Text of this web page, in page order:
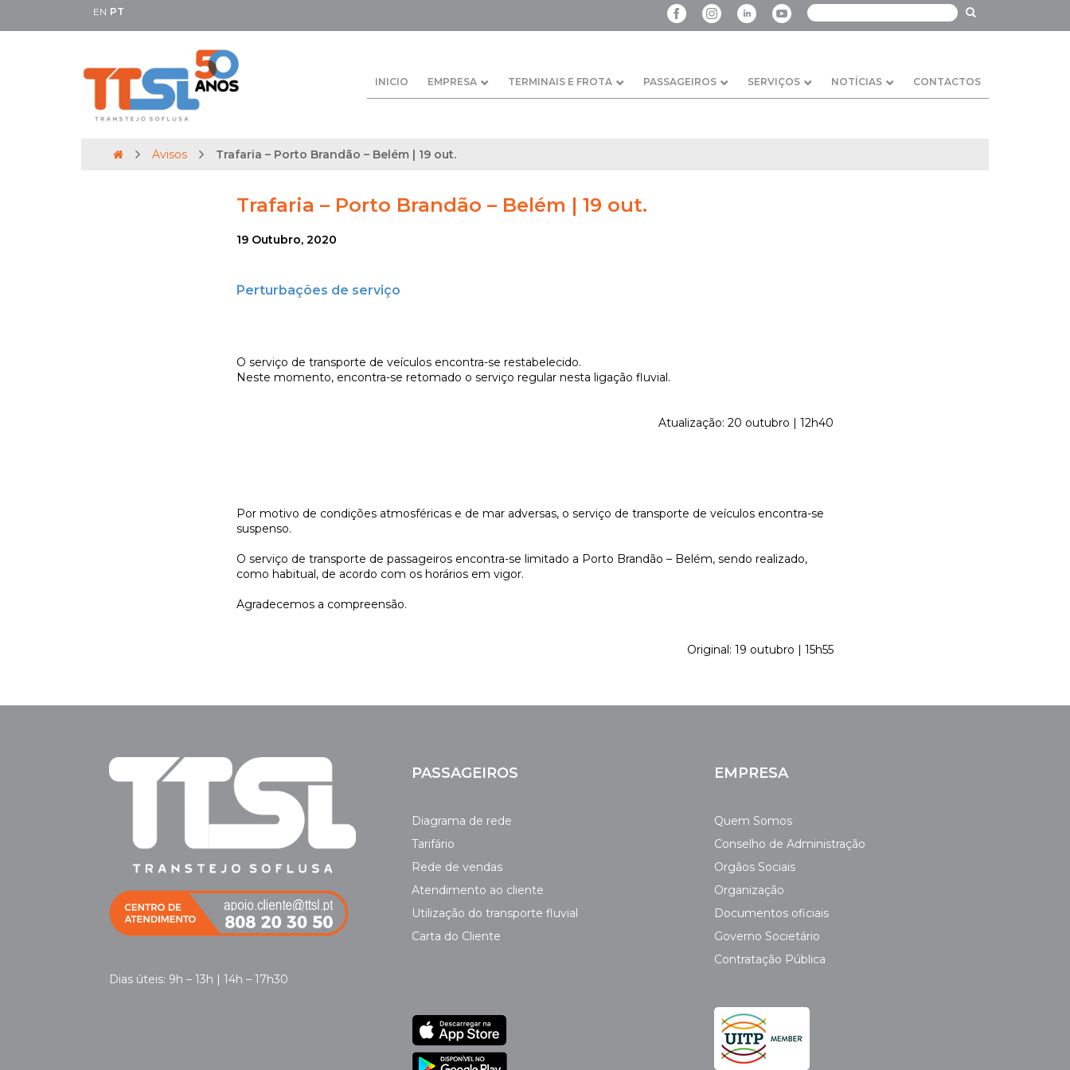
EN PT
INICIO EMPRESA TERMINAIS E FROTA PASSAGEIROS SERVIÇOS NOTÍCIAS CONTACTOS
Avisos Trafaria – Porto Brandão – Belém | 19 out.
Trafaria – Porto Brandão – Belém | 19 out.
19 Outubro, 2020
Perturbações de serviço
O serviço de transporte de veículos encontra-se restabelecido.
Neste momento, encontra-se retomado o serviço regular nesta ligação fluvial.
Atualização: 20 outubro | 12h40
Por motivo de condições atmosféricas e de mar adversas, o serviço de transporte de veículos encontra-se
suspenso.
O serviço de transporte de passageiros encontra-se limitado a Porto Brandão – Belém, sendo realizado,
como habitual, de acordo com os horários em vigor.
Agradecemos a compreensão.
Original: 19 outubro | 15h55
Dias úteis: 9h – 13h | 14h – 17h30
PASSAGEIROS
Diagrama de rede
Tarifário
Rede de vendas
Atendimento ao cliente
Utilização do transporte fluvial
Carta do Cliente
EMPRESA
Quem Somos
Conselho de Administração
Orgãos Sociais
Organização
Documentos oficiais
Governo Societário
Contratação Pública